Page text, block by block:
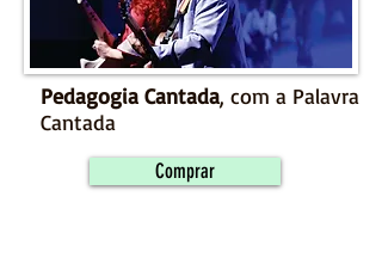
Pedagogia Cantada, com a Palavra
Cantada
Comprar